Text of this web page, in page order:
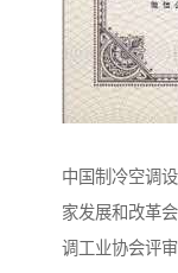
中国制冷空调
家发展和改革
调工业协会评